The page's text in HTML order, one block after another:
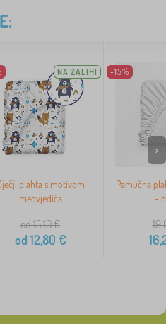
NA ZALIHI
plahta s motivom
medvjedića
od 15,10€
od 12,80 €
-15%
Pamučna
-
>